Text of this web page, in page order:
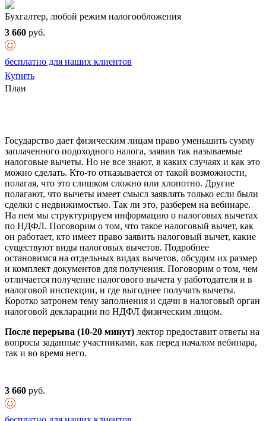
Бухгалтер, любой режим налогообложения
3 660 руб.
бесплатно для наших клиентов
Купить
План
Государство дает физическим лицам право уменьшить сумму
заплаченного подоходного налога, заявив так называемые
налоговые вычеты. Но не все знают, в каких случаях и как это
можно сделать. Кто-то отказывается от такой возможности,
полагая, что это слишком сложно или хлопотно. Другие
полагают, что вычеты имеет смысл заявлять только если были
сделки с недвижимостью. Так ли это, разберем на вебинаре.
На нем мы структурируем информацию о налоговых вычетах
по НДФЛ. Поговорим о том, что такое налоговый вычет, как
он работает, кто имеет право заявить налоговый вычет, какие
существуют виды налоговых вычетов. Подробнее
остановимся на отдельных видах вычетов, обсудим их размер
и комплект документов для получения. Поговорим о том, чем
отличается получение налогового вычета у работодателя и в
налоговой инспекции, и где выгоднее получать вычеты.
Коротко затронем тему заполнения и сдачи в налоговый орган
налоговой декларации по НДФЛ физическим лицом.
После перерыва (10-20 минут) лектор предоставит ответы на
вопросы заданные участниками, как перед началом вебинара,
так и во время него.
3 660 руб.